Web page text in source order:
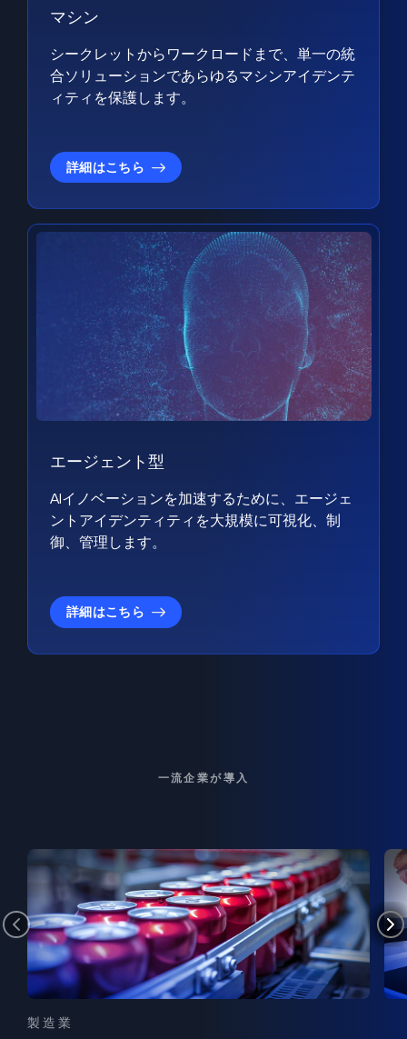
マシン
シークレットからワークロードまで、単一の統
合ソリューションであらゆるマシンアイデンテ
ィティを保護します。
詳細はこちら
エージェント型
AIイノベーションを加速するために、エージェ
ントアイデンティティを大規模に可視化、制
御、管理します。
詳細はこちら
一流企業が導入
製造業